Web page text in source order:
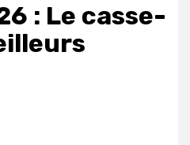
: Le casse-